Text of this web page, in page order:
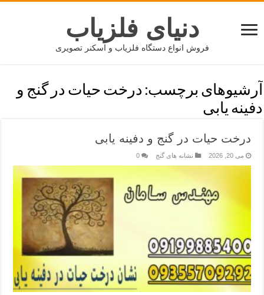
دنیای فلزیاب
فروش انواع دستگاه فلزیاب و اسکنر تصویری
آرشیوهای برچسب: درخت حیات در گنج و
دفینه یابی
درخت حیات در گنج و دفینه یابی
می 20, 2026 نشانه های گنج 0